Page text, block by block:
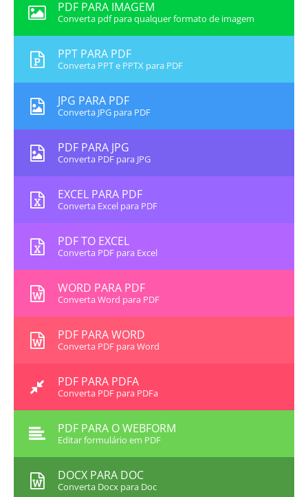
PDF PARA IMAGEM
Converta pdf para qualquer formato de imagem
PPT PARA PDF
Converta PPT e PPTX para PDF
JPG PARA PDF
Converta JPG para PDF
PDF PARA JPG
Converta PDF para JPG
EXCEL PARA PDF
Converta Excel para PDF
PDF TO EXCEL
Converta PDF para Excel
WORD PARA PDF
Converta Word para PDF
PDF PARA WORD
Converta PDF para Word
PDF PARA PDFA
Converta PDF para PDFa
PDF PARA O WEBFORM
Editar formulário em PDF
DOCX PARA DOC
Converta Docx para Doc